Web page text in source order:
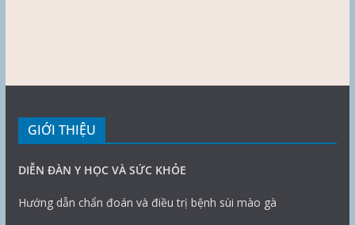
GIỚI THIỆU
DIỄN ĐÀN Y HỌC VÀ SỨC KHỎE
Hướng dẫn chẩn đoán và điều trị bệnh sùi mào gà